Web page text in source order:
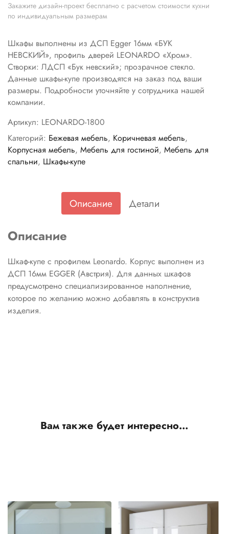
Закажите дизайн-проект бесплатно с расчетом стоимости кухни
по индивидуальным размерам
Шкафы выполнены из ДСП Egger 16мм «БУК
НЕВСКИЙ», профиль дверей LEONARDO «Хром».
Створки: ЛДСП «Бук невский»; прозрачное стекло.
Данные шкафы-купе производятся на заказ под ваши
размеры. Подробности уточняйте у сотрудника нашей
компании.
Артикул: LEONARDO-1800
Категорий: Бежевая мебель, Коричневая мебель,
Корпусная мебель, Мебель для гостиной, Мебель для
спальни, Шкафы-купе
Описание Детали
Описание
Шкаф-купе с профилем Leonardo. Корпус выполнен из
ДСП 16мм EGGER (Австрия). Для данных шкафов
предусмотрено специализированное наполнение,
которое по желанию можно добавлять в конструктив
изделия.
Вам также будет интересно…